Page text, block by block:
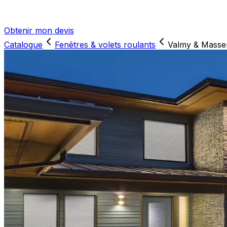
Obtenir mon devis
Catalogue
Fenêtres & volets roulants Valmy &